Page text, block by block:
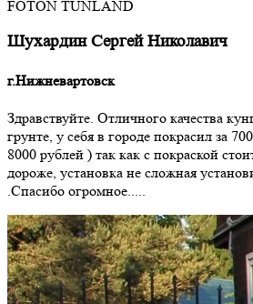
FOTON TUNLAND
Шухардин Сергей Николавич
г.Нижневартовск
Здравствуйте. Отличного качества
грунте, у себя в городе покрасил за
8000 рублей ) так как с покраской
дороже, установка не сложная
.Спасибо огромное.....